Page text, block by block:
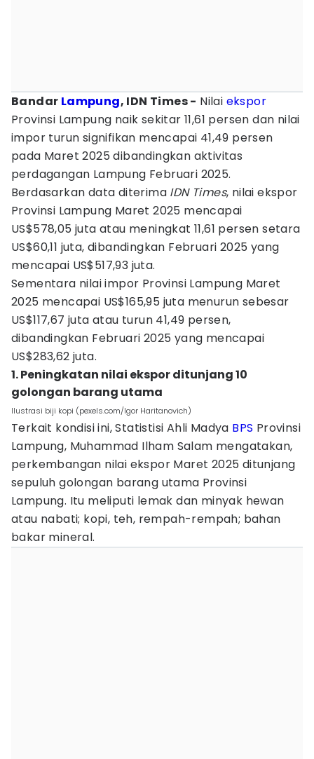
Bandar Lampung, IDN Times - Nilai ekspor
Provinsi Lampung naik sekitar 11,61 persen dan nilai
impor turun signifikan mencapai 41,49 persen
pada Maret 2025 dibandingkan aktivitas
perdagangan Lampung Februari 2025.
Berdasarkan data diterima IDN Times, nilai ekspor
Provinsi Lampung Maret 2025 mencapai
US$578,05 juta atau meningkat 11,61 persen setara
US$60,11 juta, dibandingkan Februari 2025 yang
mencapai US$517,93 juta.
Sementara nilai impor Provinsi Lampung Maret
2025 mencapai US$165,95 juta menurun sebesar
US$117,67 juta atau turun 41,49 persen,
dibandingkan Februari 2025 yang mencapai
US$283,62 juta.
1. Peningkatan nilai ekspor ditunjang 10
golongan barang utama
Ilustrasi biji kopi (pexels.com/Igor Haritanovich)
Terkait kondisi ini, Statistisi Ahli Madya BPS Provinsi
Lampung, Muhammad Ilham Salam mengatakan,
perkembangan nilai ekspor Maret 2025 ditunjang
sepuluh golongan barang utama Provinsi
Lampung. Itu meliputi lemak dan minyak hewan
atau nabati; kopi, teh, rempah-rempah; bahan
bakar mineral.